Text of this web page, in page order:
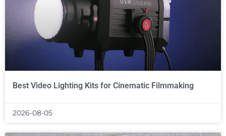
Best Video Lighting Kits for Cinematic Filmmaking
2026-08-05